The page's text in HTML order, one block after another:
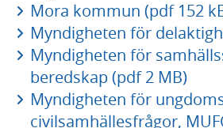
Mora kommun (pdf 152
Myndigheten för
Myndigheten för
beredskap (pdf 2 MB)
Myndigheten för
civilsamhällesfrågor,